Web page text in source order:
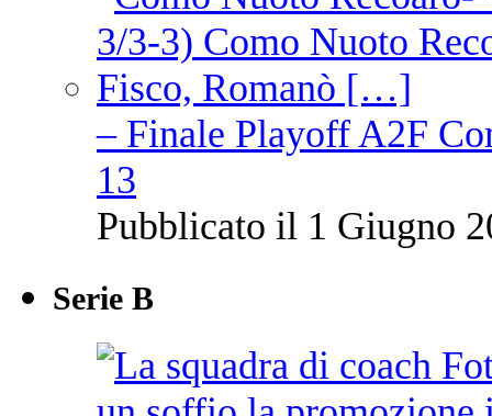
– Finale Playoff A2F
13
Pubblicato il 1 Giugno
Serie B